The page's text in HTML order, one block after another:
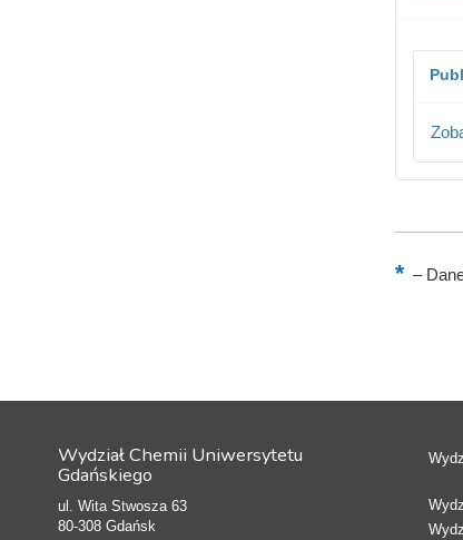
–
Wydział Chemii Uniwersytetu
Gdańskiego
ul. Wita Stwosza 63
80-308 Gdańsk